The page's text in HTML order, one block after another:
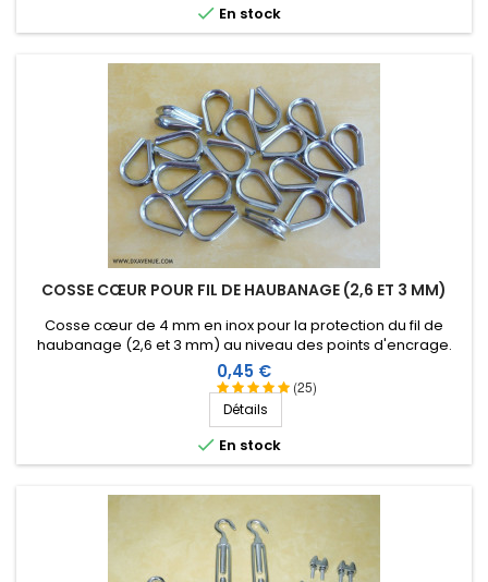
 En stock
COSSE CŒUR POUR FIL DE HAUBANAGE (2,6 ET 3 MM)
(25)
Cosse cœur de 4 mm en inox pour la protection du fil de
haubanage (2,6 et 3 mm) au niveau des points d'encrage.
Prix
0,45 €
Détails
 En stock